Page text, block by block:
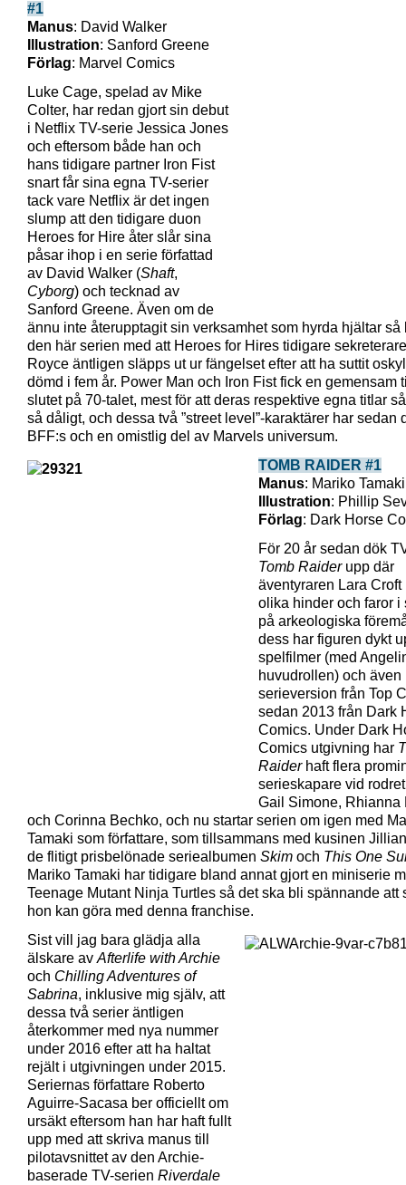
#1
Manus: David Walker
Illustration: Sanford Greene
Förlag: Marvel Comics
Luke Cage, spelad av Mike
Colter, har redan gjort sin debut
i Netflix TV-serie Jessica Jones
och eftersom både han och
hans tidigare partner Iron Fist
snart får sina egna TV-serier
tack vare Netflix är det ingen
slump att den tidigare duon
Heroes for Hire åter slår sina
påsar ihop i en serie författad
av David Walker (Shaft,
Cyborg) och tecknad av
Sanford Greene. Även om de
ännu inte återupptagit sin verksamhet som hyrda hjältar så
den här serien med att Heroes for Hires tidigare
Royce äntligen släpps ut ur fängelset efter att ha suttit
dömd i fem år. Power Man och Iron Fist fick en gemensam
slutet på 70-talet, mest för att deras respektive egna titlar
så dåligt, och dessa två ”street level”-karaktärer har sedan
BFF:s och en omistlig del av Marvels universum.
TOMB RAIDER #1
Manus: Mariko Tamaki
Illustration: Phillip
Förlag: Dark Horse
För 20 år sedan dök
Tomb Raiderupp där
äventyraren Lara Croft
olika hinder och faror i
på arkeologiska
dess har figuren dykt
spelfilmer (med
huvudrollen) och även
serieversion från Top
sedan 2013 från Dark
Comics. Under Dark
Comics utgivning har
Raiderhaft flera
serieskapare vid
Gail Simone, Rhianna
och Corinna Bechko, och nu startar serien om igen med
Tamaki som författare, som tillsammans med kusinen
de flitigt prisbelönade seriealbumen Skim och This One
Mariko Tamaki har tidigare bland annat gjort en miniserie
Teenage Mutant Ninja Turtles så det ska bli spännande att
hon kan göra med denna franchise.
Sist vill jag bara glädja alla
älskare av Afterlife with Archie
och Chilling Adventures of
Sabrina, inklusive mig själv, att
dessa två serier äntligen
återkommer med nya nummer
under 2016 efter att ha haltat
rejält i utgivningen under 2015.
Seriernas författare Roberto
Aguirre-Sacasa ber officiellt om
ursäkt eftersom han har haft fullt
upp med att skriva manus till
pilotavsnittet av den Archie-
baserade TV-serien Riverdale